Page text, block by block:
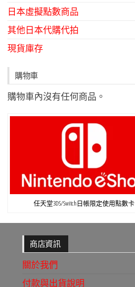
日本虛擬點數商品
其他日本代購代拍
現貨庫存
購物車
購物車內沒有任何商品。
任天堂3DS/Switch日帳限定使用點數卡
商店資訊
關於我們
付款與出貨說明